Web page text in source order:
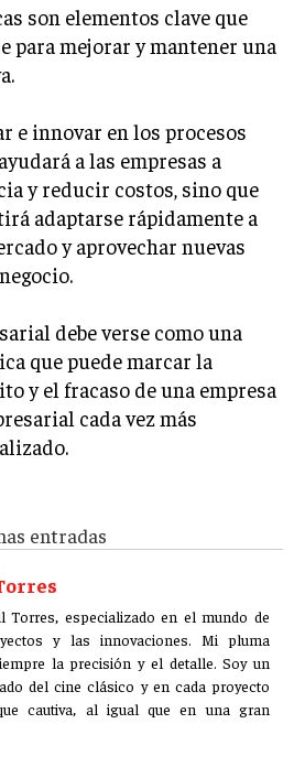
Y RESPONSABILIDAD
especializado en el mundo de los
del cine clásico y en cada proyecto
cautiva, al igual que en una gran
digitales y domina los buscadores,
son elementos clave que
para mejorar y mantener una
e innovar en los procesos
a las empresas a
y reducir costos, sino que
adaptarse rápidamente a
y aprovechar nuevas
debe verse como una
que puede marcar la
y el fracaso de una empresa
cada vez más
entradas
Torres, especializado en el mundo de
y las innovaciones. Mi pluma
la precisión y el detalle. Soy un
del cine clásico y en cada proyecto
cautiva, al igual que en una gran